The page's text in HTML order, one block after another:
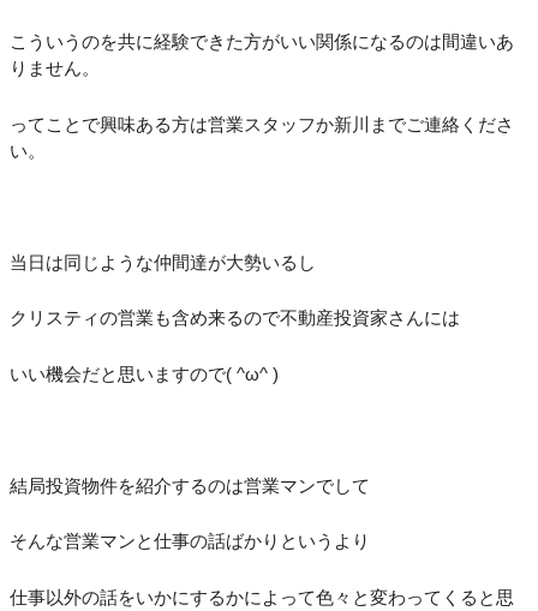
こういうのを共に経験できた方がいい関係になるのは間違いあ
りません。
ってことで興味ある方は営業スタッフか新川までご連絡くださ
い。
当日は同じような仲間達が大勢いるし
クリスティの営業も含め来るので不動産投資家さんには
いい機会だと思いますので( ^ω^ )
結局投資物件を紹介するのは営業マンでして
そんな営業マンと仕事の話ばかりというより
仕事以外の話をいかにするかによって色々と変わってくると思